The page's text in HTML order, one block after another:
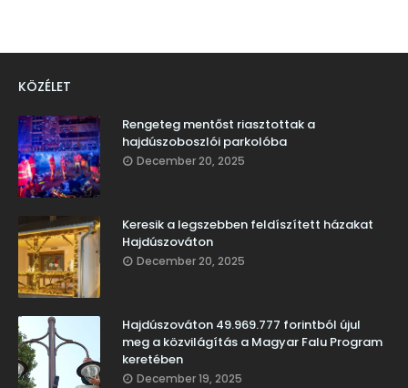
KÖZÉLET
Rengeteg mentőst riasztottak a
hajdúszoboszlói parkolóba
December 20, 2025
Keresik a legszebben feldíszített házakat
Hajdúszováton
December 20, 2025
Hajdúszováton 49.969.777 forintból újul
meg a közvilágítás a Magyar Falu Program
keretében
December 19, 2025